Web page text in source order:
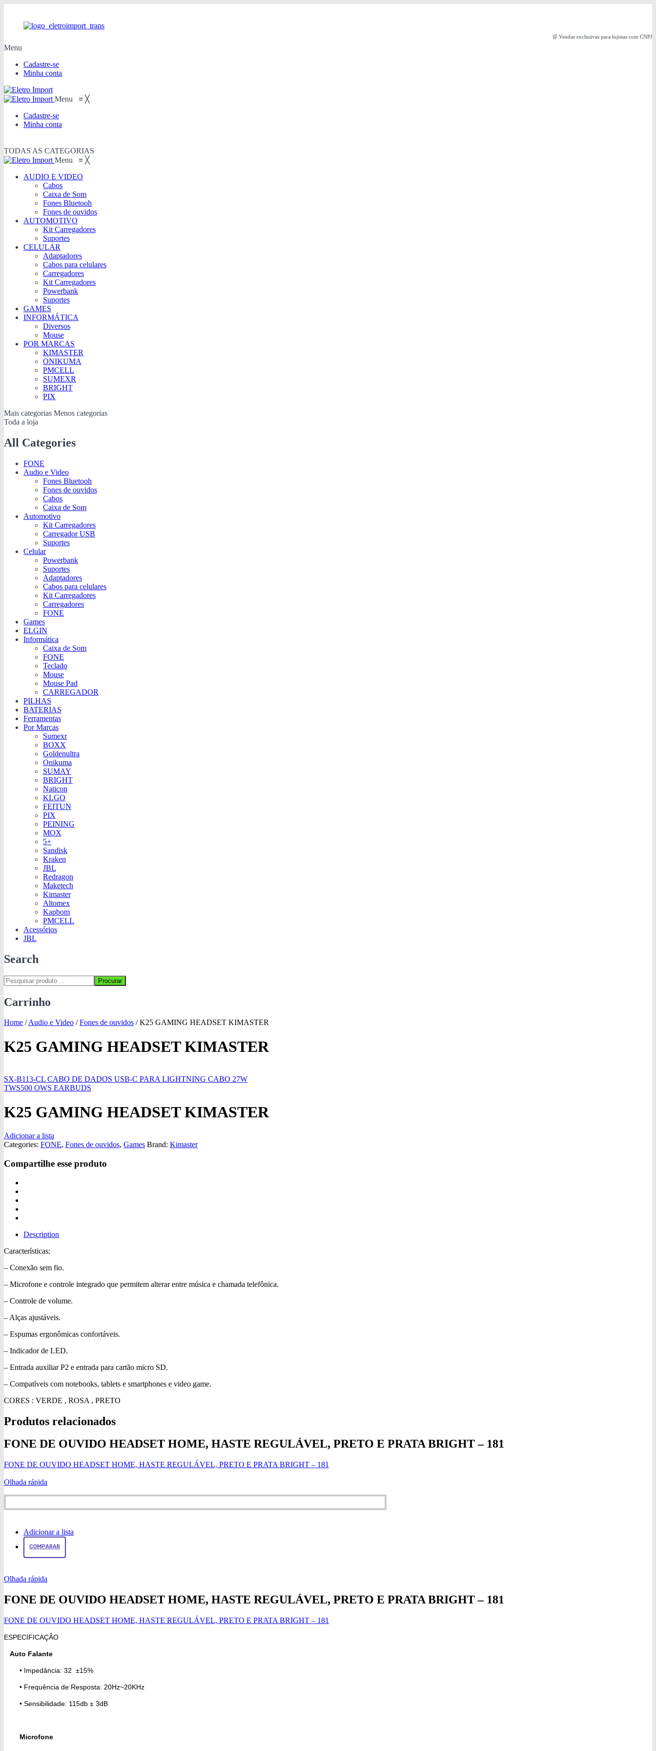
🛒 Vendas exclusivas para lojistas com CNPJ
Menu
Cadastre-se
Minha conta
Menu ≡ ╳
Cadastre-se
Minha conta
TODAS AS CATEGORIAS
Menu ≡ ╳
AUDIO E VIDEO
Cabos
Caixa de Som
Fones Bluetooh
Fones de ouvidos
AUTOMOTIVO
Kit Carregadores
Suportes
CELULAR
Adaptadores
Cabos para celulares
Carregadores
Kit Carregadores
Powerbank
Suportes
GAMES
INFORMÁTICA
Diversos
Mouse
POR MARCAS
KIMASTER
ONIKUMA
PMCELL
SUMEXR
BRIGHT
PIX
Mais categorias Menos categorias
Toda a loja
All Categories
FONE
Audio e Video
Fones Bluetooh
Fones de ouvidos
Cabos
Caixa de Som
Automotivo
Kit Carregadores
Carregador USB
Suportes
Celular
Powerbank
Suportes
Adaptadores
Cabos para celulares
Kit Carregadores
Carregadores
FONE
Games
ELGIN
Informática
Caixa de Som
FONE
Teclado
Mouse
Mouse Pad
CARREGADOR
PILHAS
BATERIAS
Ferramentas
Por Marcas
Sumexr
BOXX
Goldenultra
Onikuma
SUMAY
BRIGHT
Naticon
KLGO
FEITUN
PIX
PEINING
MOX
5+
Sandisk
Kraken
JBL
Redragon
Maketech
Kimaster
Altomex
Kapbom
PMCELL
Acessórios
JBL
Search
Procurar
Carrinho
Home /Audio e Video / Fones de ouvidos /K25 GAMING HEADSET KIMASTER
K25 GAMING HEADSET KIMASTER
SX-B113-CL CABO DE DADOS USB-C PARA LIGHTNING CABO 27W
TWS500 OWS EARBUDS
K25 GAMING HEADSET KIMASTER
Adicionar a lista
Categories: FONE, Fones de ouvidos, Games Brand: Kimaster
Compartilhe esse produto
Description
Características:
– Conexão sem fio.
– Microfone e controle integrado que permitem alterar entre música e chamada telefônica.
– Controle de volume.
– Alças ajustáveis.
– Espumas ergonômicas confortáveis.
– Indicador de LED.
– Entrada auxiliar P2 e entrada para cartão micro SD.
– Compatíveis com notebooks, tablets e smartphones e video game.
CORES : VERDE , ROSA , PRETO
Produtos relacionados
FONE DE OUVIDO HEADSET HOME, HASTE REGULÁVEL, PRETO E PRATA BRIGHT – 181
FONE DE OUVIDO HEADSET HOME, HASTE REGULÁVEL, PRETO E PRATA BRIGHT – 181
Olhada rápida
Adicionar a lista
COMPARAR
Olhada rápida
FONE DE OUVIDO HEADSET HOME, HASTE REGULÁVEL, PRETO E PRATA BRIGHT – 181
FONE DE OUVIDO HEADSET HOME, HASTE REGULÁVEL, PRETO E PRATA BRIGHT – 181
ESPECIFICAÇÃO
Auto Falante
• Impedância: 32 ±15%
• Frequência de Resposta: 20Hz~20KHz
• Sensibilidade: 115db ± 3dB
Microfone